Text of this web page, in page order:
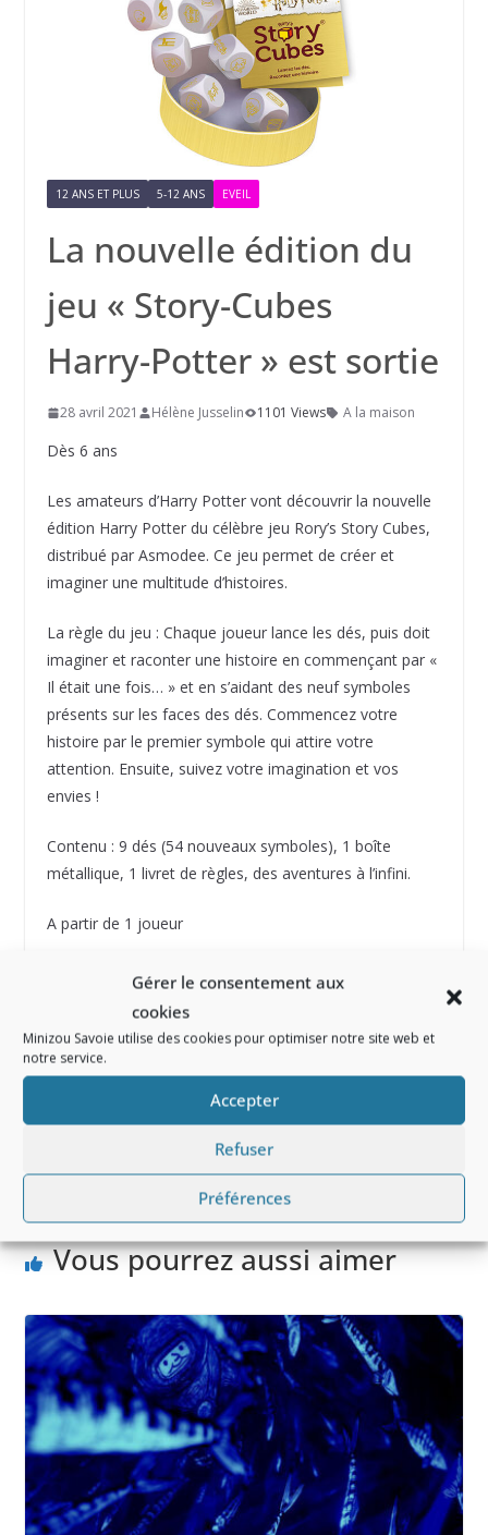
Gérer le consentement aux
cookies
Minizou Savoie utilise des cookies pour optimiser notre site web et
notre service.
Accepter
Refuser
Préférences
12 ANS ET PLUS 5-12 ANS EVEIL
La nouvelle édition du
jeu « Story-Cubes
Harry-Potter » est sortie
28 avril 2021 Hélène Jusselin 1101 Views A la maison
Dès 6 ans
Les amateurs d’Harry Potter vont découvrir la nouvelle
édition Harry Potter du célèbre jeu Rory’s Story Cubes,
distribué par Asmodee. Ce jeu permet de créer et
imaginer une multitude d’histoires.
La règle du jeu : Chaque joueur lance les dés, puis doit
imaginer et raconter une histoire en commençant par «
Il était une fois… » et en s’aidant des neuf symboles
présents sur les faces des dés. Commencez votre
histoire par le premier symbole qui attire votre
attention. Ensuite, suivez votre imagination et vos
envies !
Contenu : 9 dés (54 nouveaux symboles), 1 boîte
métallique, 1 livret de règles, des aventures à l’infini.
A partir de 1 joueur
Durée moyenne du jeu : 10 minutes
Prix de vente conseillé : 12,99 €
Illustratrice – Elise Gravel, artiste qui lutte contre le
s stéréotypes
Biicou, site d’équipement de puériculture reconditi
Vous pourrez aussi aimer